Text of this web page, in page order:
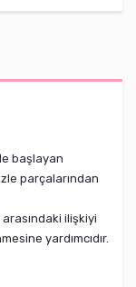
başlayan
parçalarından
ilişkiyi
yardımcıdır.